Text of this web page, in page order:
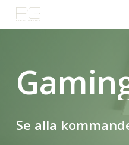
Se alla